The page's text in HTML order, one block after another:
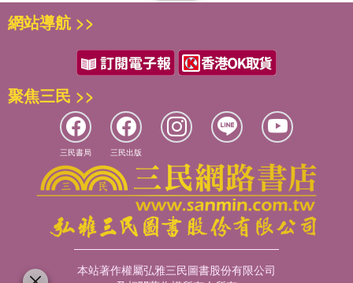
網站導航 >>
聚焦三民 >>
三民書局 三民出版
本站著作權屬弘雅三民圖書股份有限公司